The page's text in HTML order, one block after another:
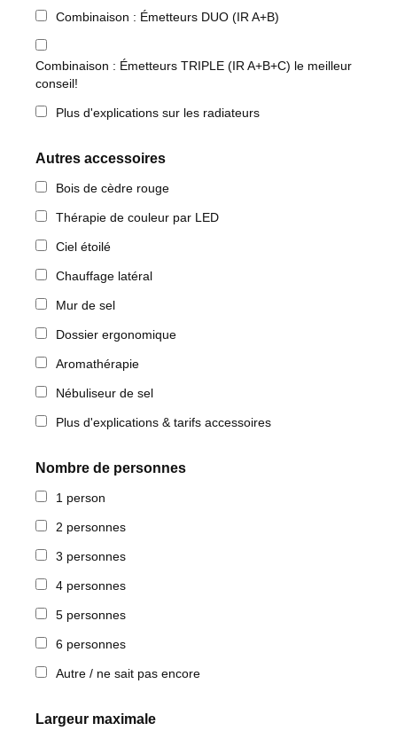
Combinaison : Émetteurs DUO (IR A+B)
Combinaison : Émetteurs TRIPLE (IR A+B+C) le meilleur
conseil!
Plus d'explications sur les radiateurs
Autres accessoires
Bois de cèdre rouge
Thérapie de couleur par LED
Ciel étoilé
Chauffage latéral
Mur de sel
Dossier ergonomique
Aromathérapie
Nébuliseur de sel
Plus d'explications & tarifs accessoires
Nombre de personnes
1 person
2 personnes
3 personnes
4 personnes
5 personnes
6 personnes
Autre / ne sait pas encore
Largeur maximale